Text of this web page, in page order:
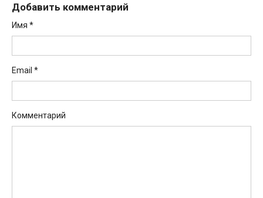
Добавить комментарий
Имя *
Email *
Комментарий